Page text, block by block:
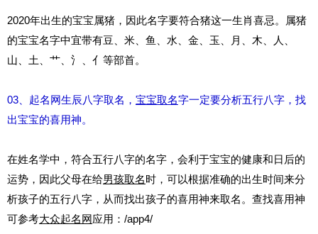
2020年出生的宝宝属猪，因此名字要符合猪这一生肖喜忌。属猪
的宝宝名字中宜带有豆、米、鱼、水、金、玉、月、木、人、
山、土、艹、氵、亻等部首。
03、起名网生辰八字取名， 宝宝取名字一定要分析五行八字，找
出宝宝的喜用神。
在姓名学中，符合五行八字的名字，会利于宝宝的健康和日后的
运势，因此父母在给男孩取名时，可以根据准确的出生时间来分
析孩子的五行八字，从而找出孩子的喜用神来取名。查找喜用神
可参考大众起名网应用： /app4/